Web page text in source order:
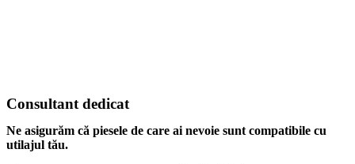
Consultant dedicat
Ne asigurăm că piesele de care ai nevoie sunt compatibile cu
utilajul tău.